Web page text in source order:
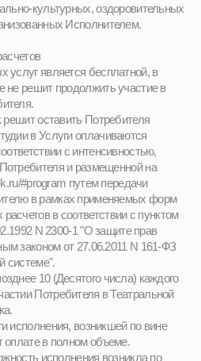
Потребителя или
инициативе
собой возникновение
материальных,
Исполнителем.
актами
к
3 (Трех) рабочих
возникнуть при
возможности
и
споры разрешаются в
в настоящей оферте
накопление,
использование,
удаление или